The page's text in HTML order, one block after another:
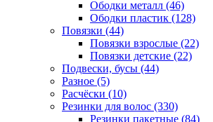
Ободки металл (46)
Ободки пластик (128)
Повязки (44)
Повязки взрослые (22)
Повязки детские (22)
Подвески, бусы (44)
Разное (5)
Расчёски (10)
Резинки для волос (330)
Резинки пакетные (84)